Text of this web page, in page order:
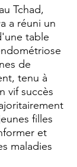
Tchad,
a réuni un
table
de
tenu à
vif succès
filles
et
maladies